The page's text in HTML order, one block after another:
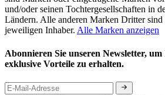
und/oder seinen Tochtergesellschaften in
Ländern. Alle anderen Marken Dritter
jeweiligen Inhaber. Alle Marken anzeigen
Abonnieren Sie unseren Newsletter,
exklusive Vorteile zu erhalten.